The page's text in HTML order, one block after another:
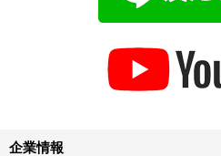
企業情報